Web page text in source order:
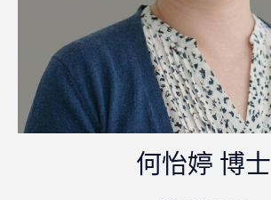
何怡婷 博士